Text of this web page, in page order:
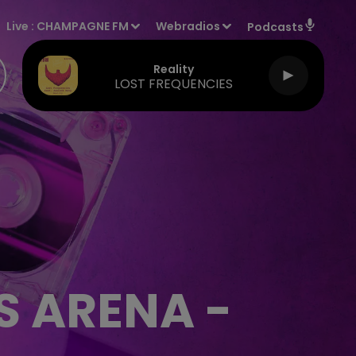
Live : CHAMPAGNE FM Webradios Podcasts
Reality
LOST FREQUENCIES
ARENA -